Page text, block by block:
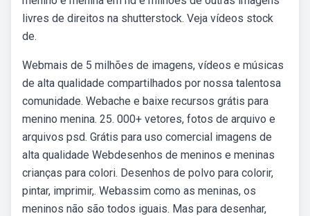
livres de direitos na shutterstock. Veja vídeos stock
de.
Webmais de 5 milhões de imagens, vídeos e músicas
de alta qualidade compartilhados por nossa talentosa
comunidade. Webache e baixe recursos grátis para
menino menina. 25. 000+ vetores, fotos de arquivo e
arquivos psd. Grátis para uso comercial imagens de
alta qualidade Webdesenhos de meninos e meninas
crianças para colori. Desenhos de polvo para colorir,
pintar, imprimir,. Webassim como as meninas, os
meninos não são todos iguais. Mas para desenhar,